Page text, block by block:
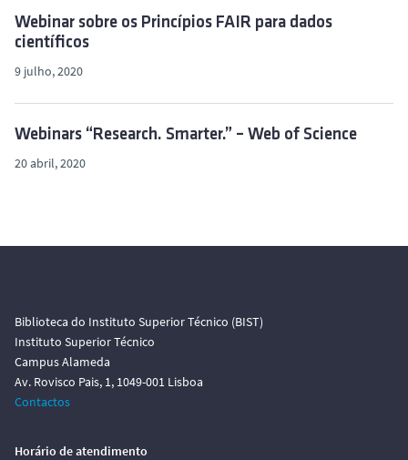
Webinar sobre os Princípios FAIR para dados
científicos
9 julho, 2020
Webinars “Research. Smarter.” – Web of Science
20 abril, 2020
Biblioteca do Instituto Superior Técnico (BIST)
Instituto Superior Técnico
Campus Alameda
Av. Rovisco Pais, 1, 1049-001 Lisboa
Contactos
Horário de atendimento